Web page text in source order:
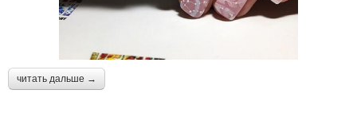
читать дальше →